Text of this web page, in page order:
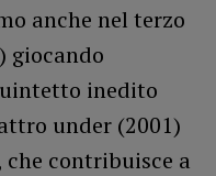
anche nel terzo
giocando
inedito
under (2001)
che contribuisce a